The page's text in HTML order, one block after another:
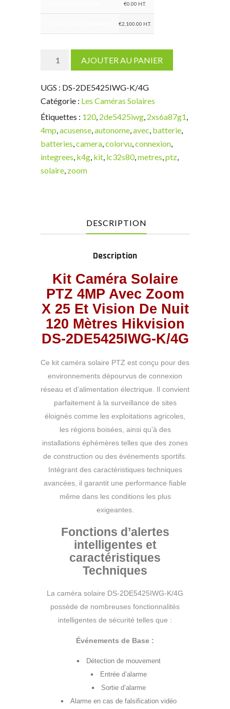
€0.00 H.T.
€2,100.00 H.T.
quantité
2DE5425IWG-
K/4G
Batteries
intégrées
PTZ
mètres
AJOUTER AU PANIER
UGS : DS-2DE5425IWG-K/4G
Catégorie : Les Caméras Solaires
Étiquettes : 120, 2de5425iwg, 2xs6a87g1,
4mp,acusense,autonome,avec, batterie,
batteries,camera,colorvu,connexion,
integrees, k4g, kit, lc32s80,metres,ptz,
solaire, zoom
DESCRIPTION
Description
Kit Caméra Solaire
PTZ 4MP Avec Zoom
X 25 Et Vision De Nuit
120 Mètres Hikvision
DS-2DE5425IWG-K/4G
Ce kit caméra solaire PTZ est conçu pour des
environnements dépourvus de connexion
réseau et d’alimentation électrique. Il convient
parfaitement à la surveillance de sites
éloignés comme les exploitations agricoles,
les régions boisées, ainsi qu’à des
installations éphémères telles que des zones
de construction ou des événements sportifs.
Intégrant des caractéristiques techniques
avancées, il garantit une performance fiable
même dans les conditions les plus
exigeantes.
Fonctions d’alertes
intelligentes et
caractéristiques
Techniques
La caméra solaire DS-2DE5425IWG-K/4G
possède de nombreuses fonctionnalités
intelligentes de sécurité telles que :
Événements de Base :
Détection de mouvement
Entrée d’alarme
Sortie d’alarme
Alarme en cas de falsification vidéo